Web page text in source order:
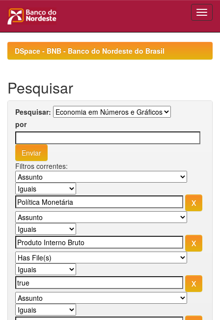
navigationDSpace - BNB - Banco do Nordeste do Brasil
Pesquisar
Pesquisar:
por
Filtros correntes: